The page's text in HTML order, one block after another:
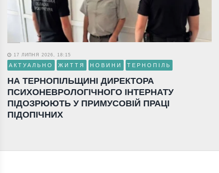
17 ЛИПНЯ 2026, 18:15
АКТУАЛЬНО ЖИТТЯ НОВИНИ ТЕРНОПІЛЬ
НА ТЕРНОПІЛЬЩИНІ ДИРЕКТОРА
ПСИХОНЕВРОЛОГІЧНОГО ІНТЕРНАТУ
ПІДОЗРЮЮТЬ У ПРИМУСОВІЙ ПРАЦІ
ПІДОПІЧНИХ